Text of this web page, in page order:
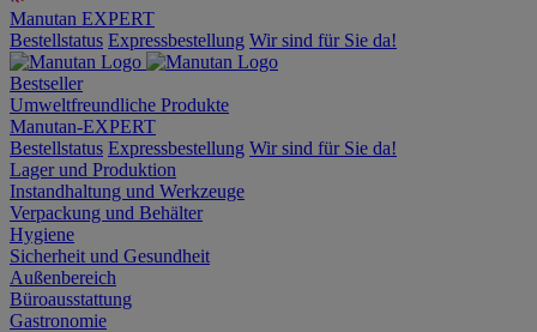
Manutan EXPERT
Bestellstatus Expressbestellung Wir sind für Sie da!
Bestseller
Umweltfreundliche Produkte
Manutan-EXPERT
Bestellstatus Expressbestellung Wir sind für Sie da!
Lager und Produktion
Instandhaltung und Werkzeuge
Verpackung und Behälter
Hygiene
Sicherheit und Gesundheit
Außenbereich
Büroausstattung
Gastronomie